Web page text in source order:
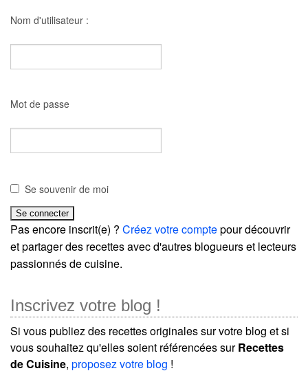
Nom d'utilisateur :
Mot de passe
Se souvenir de moi
Pas encore inscrit(e) ? Créez votre comptepour découvrir
et partager des recettes avec d'autres blogueurs et lecteurs
passionnés de cuisine.
Inscrivez votre blog !
Si vous publiez des recettes originales sur votre blog et si
vous souhaitez qu'elles soient référencées surRecettes
de Cuisine, proposez votre blog !